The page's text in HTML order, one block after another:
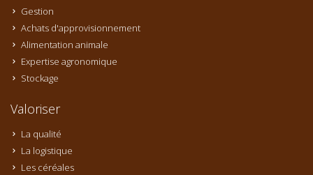
Gestion
Achats d'approvisionnement
Alimentation animale
Expertise agronomique
Stockage
Valoriser
La qualité
La logistique
Les céréales